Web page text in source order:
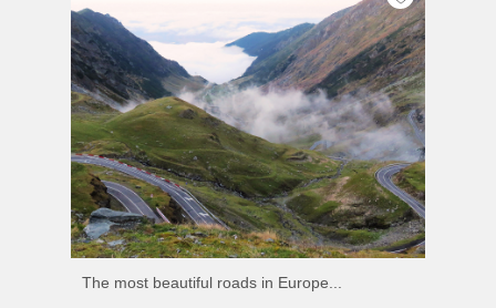
The most beautiful roads in Europe...